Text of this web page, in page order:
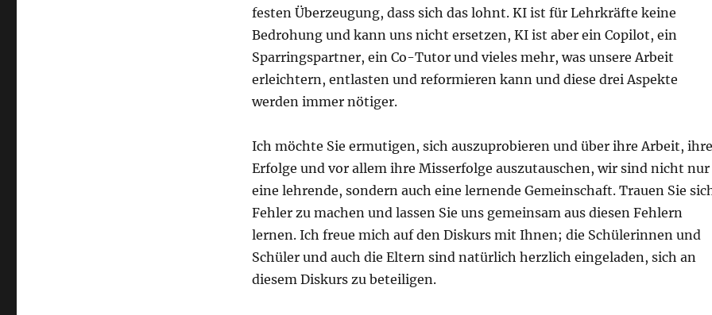
festen Überzeugung, dass sich das lohnt. KI ist für Lehrkräfte keine
Bedrohung und kann uns nicht ersetzen, KI ist aber ein Copilot, ein
Sparringspartner, ein Co-Tutor und vieles mehr, was unsere Arbeit
erleichtern, entlasten und reformieren kann und diese drei Aspekte
werden immer nötiger.
Ich möchte Sie ermutigen, sich auszuprobieren und über ihre Arbeit, ihre
Erfolge und vor allem ihre Misserfolge auszutauschen, wir sind nicht nur
eine lehrende, sondern auch eine lernende Gemeinschaft. Trauen Sie
Fehler zu machen und lassen Sie uns gemeinsam aus diesen Fehlern
lernen. Ich freue mich auf den Diskurs mit Ihnen; die Schülerinnen und
Schüler und auch die Eltern sind natürlich herzlich eingeladen, sich an
diesem Diskurs zu beteiligen.